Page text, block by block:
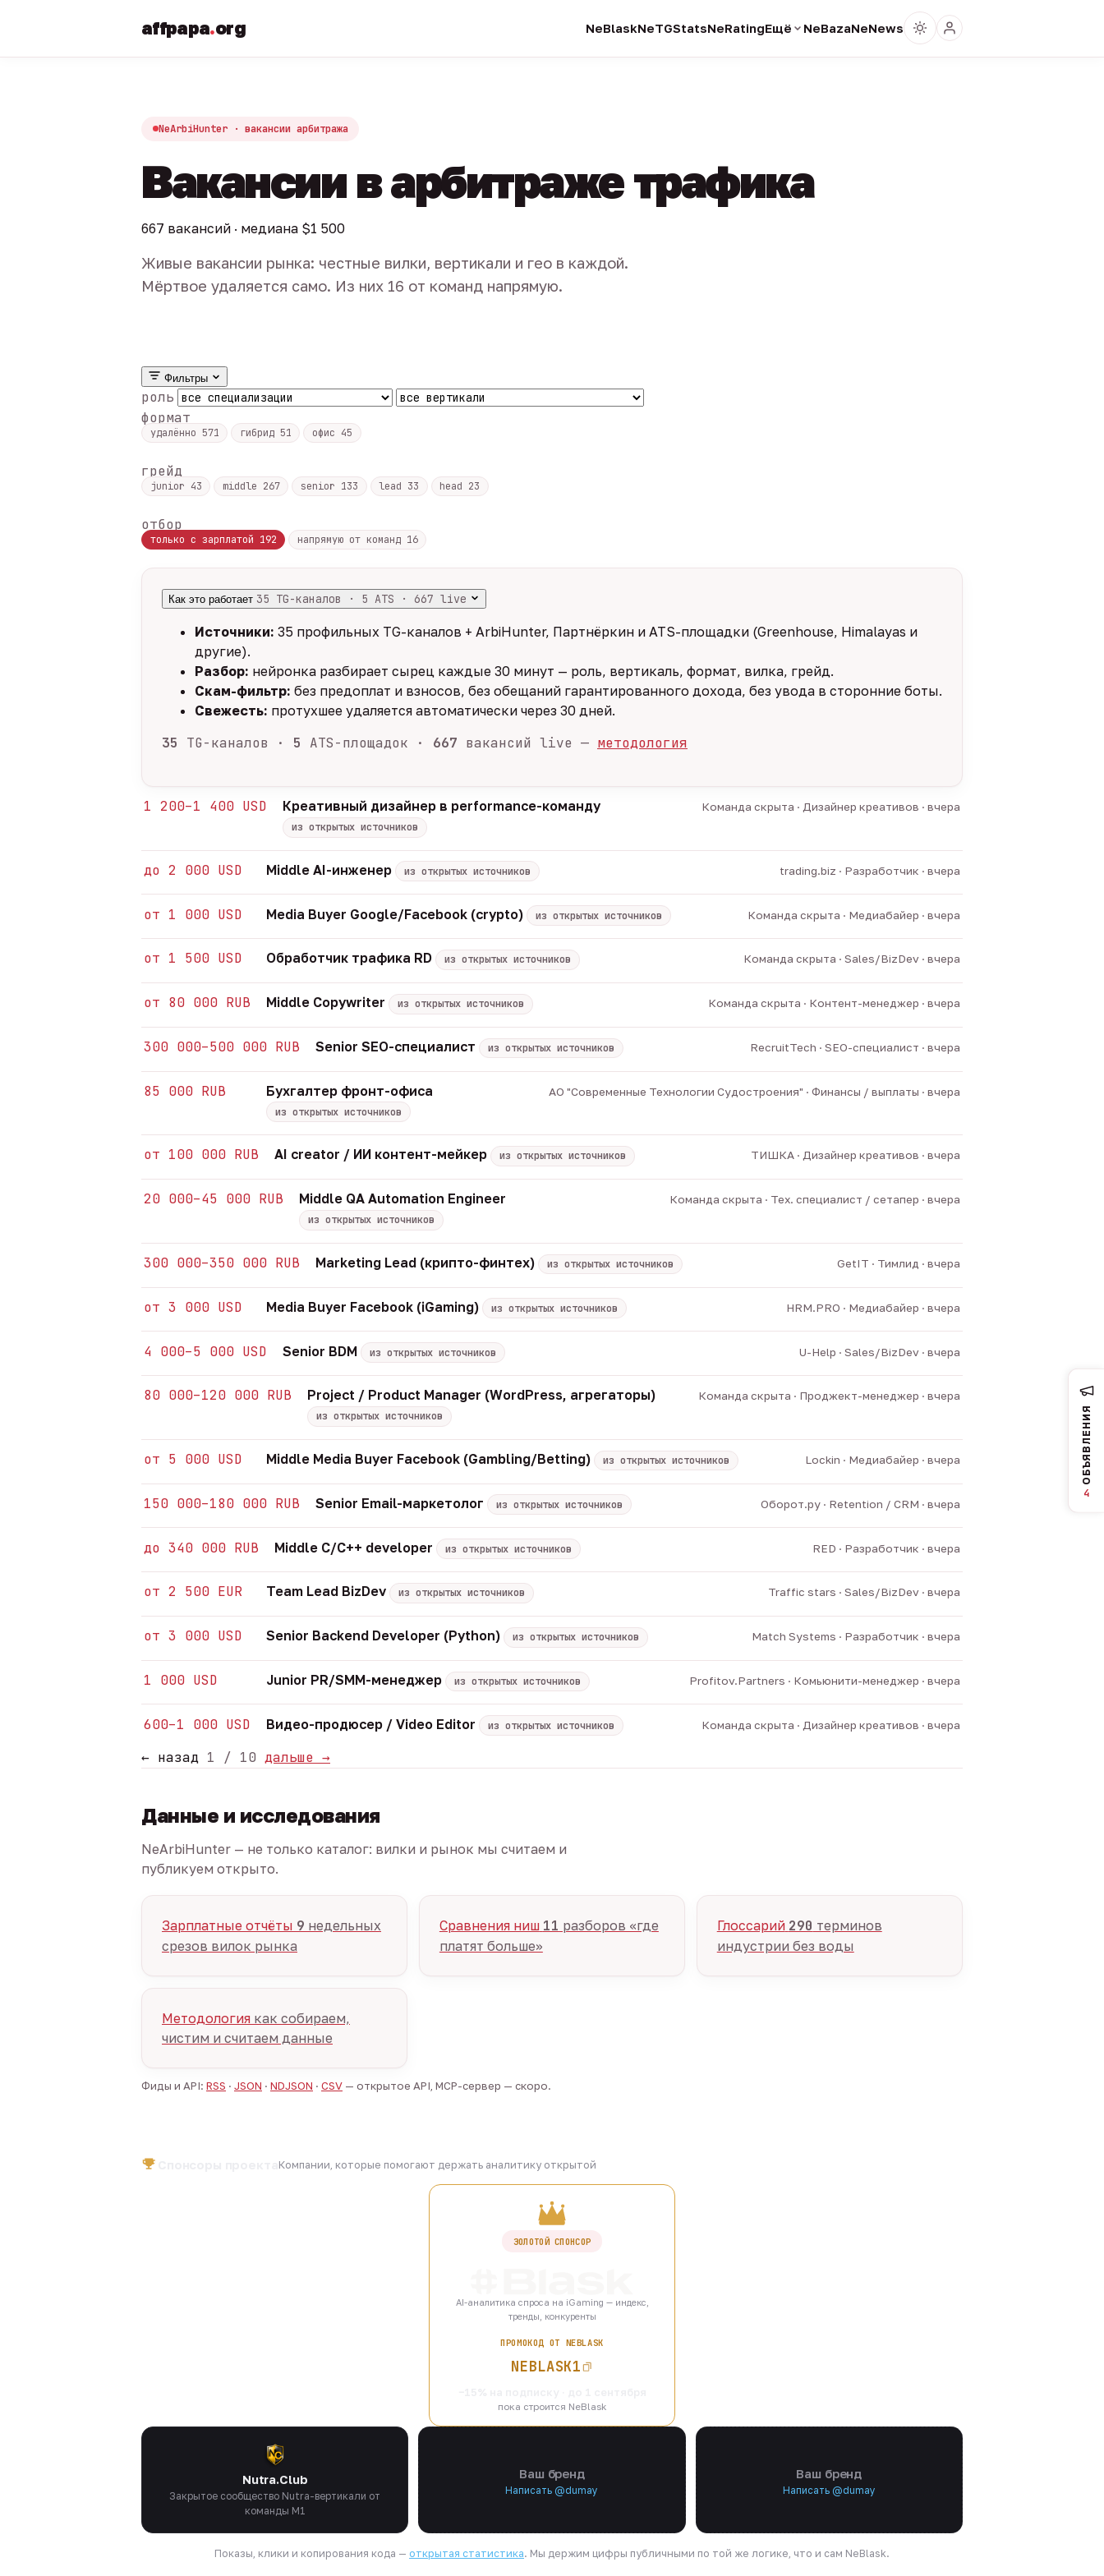
affpapa.org NeBlaskNeTGStatsNeRatingЕщё NeBazaNeNews
NeArbiHunter · вакансии арбитража
Вакансии в арбитраже трафика
667 вакансий · медиана $1 500
Живые вакансии рынка: честные вилки, вертикали и гео в каждой.
Мёртвое удаляется само. Из них 16 от команд напрямую.
Фильтры
роль
формат
удалённо 571 гибрид 51 офис 45
грейд
junior 43 middle 267 senior 133 lead 33 head 23
отбор
только с зарплатой 192 напрямую от команд 16
Как это работает 35 TG-каналов · 5 ATS · 667 live
Источники: 35 профильных TG-каналов + ArbiHunter, Партнёркин и ATS-площадки (Greenhouse, Himalayas и
другие).
Разбор: нейронка разбирает сырец каждые 30 минут — роль, вертикаль, формат, вилка, грейд.
Скам-фильтр: без предоплат и взносов, без обещаний гарантированного дохода, без увода в сторонние боты.
Свежесть: протухшее удаляется автоматически через 30 дней.
35 TG-каналов · 5 ATS-площадок · 667 вакансий live — методология
1 200–1 400 USD Креативный дизайнер в performance-команду
из открытых источников
Команда скрыта · Дизайнер креативов · вчера
до 2 000 USD Middle AI-инженер из открытых источников trading.biz · Разработчик · вчера
от 1 000 USD Media Buyer Google/Facebook (crypto) из открытых источников Команда скрыта · Медиабайер · вчера
от 1 500 USD Обработчик трафика RD из открытых источников Команда скрыта · Sales/BizDev · вчера
от 80 000 RUB Middle Copywriter из открытых источников Команда скрыта · Контент-менеджер · вчера
300 000–500 000 RUB Senior SEO-специалист из открытых источников RecruitTech · SEO-специалист · вчера
85 000 RUB Бухгалтер фронт-офиса
из открытых источников
АО "Современные Технологии Судостроения" · Финансы / выплаты · вчера
от 100 000 RUB AI creator / ИИ контент-мейкер из открытых источников ТИШКА · Дизайнер креативов · вчера
20 000–45 000 RUB Middle QA Automation Engineer
из открытых источников
Команда скрыта · Тех. специалист / сетапер · вчера
300 000–350 000 RUB Marketing Lead (крипто-финтех) из открытых источников GetIT · Тимлид · вчера
от 3 000 USD Media Buyer Facebook (iGaming) из открытых источников HRM.PRO · Медиабайер · вчера
4 000–5 000 USD Senior BDM из открытых источников U-Help · Sales/BizDev · вчера
80 000–120 000 RUB Project / Product Manager (WordPress, агрегаторы)
из открытых источников
Команда скрыта · Проджект-менеджер · вчера
от 5 000 USD Middle Media Buyer Facebook (Gambling/Betting) из открытых источников Lockin · Медиабайер · вчера
150 000–180 000 RUB Senior Email-маркетолог из открытых источников Оборот.ру · Retention / CRM · вчера
до 340 000 RUB Middle C/C++ developer из открытых источников RED · Разработчик · вчера
от 2 500 EUR Team Lead BizDev из открытых источников Traffic stars · Sales/BizDev · вчера
от 3 000 USD Senior Backend Developer (Python) из открытых источников Match Systems · Разработчик · вчера
1 000 USD Junior PR/SMM-менеджер из открытых источников Profitov.Partners · Комьюнити-менеджер · вчера
600–1 000 USD Видео-продюсер / Video Editor из открытых источников Команда скрыта · Дизайнер креативов · вчера
← назад 1 / 10 дальше →
Данные и исследования
NeArbiHunter — не только каталог: вилки и рынок мы считаем и
публикуем открыто.
Зарплатные отчёты 9 недельных
срезов вилок рынка
Сравнения ниш 11 разборов «где
платят больше»
Глоссарий 290 терминов
индустрии без воды
Методология как собираем,
чистим и считаем данные
Фиды и API: RSS · JSON · NDJSON · CSV — открытое API, MCP-сервер — скоро.
ОБЪЯВЛЕНИЯ
4
Компании, которые помогают держать аналитику открытой
ЗОЛОТОЙ СПОНСОР
AI-аналитика спроса на iGaming — индекс,
тренды, конкуренты
ПРОМОКОД ОТ NEBLASK
NEBLASK1
пока строится NeBlask
Nutra.Club
Закрытое сообщество Nutra-вертикали от
команды M1
Ваш бренд
Написать @dumay
Ваш бренд
Написать @dumay
Показы, клики и копирования кода — открытая статистика. Мы держим цифры публичными по той же логике, что и сам NeBlask.